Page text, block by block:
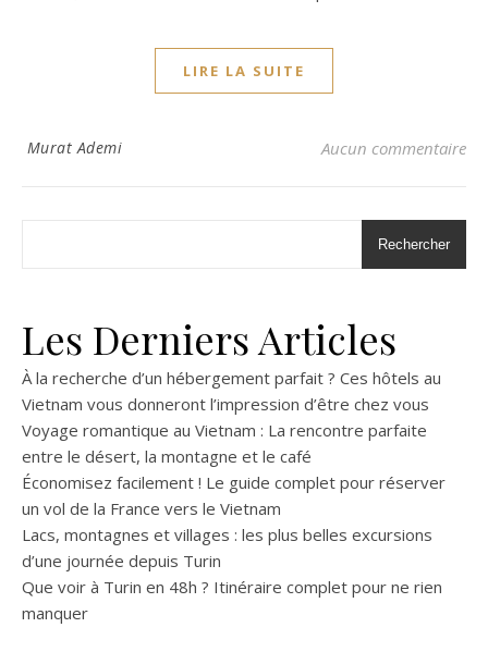
LIRE LA SUITE
Murat Ademi Aucun commentaire
Rechercher
Les Derniers Articles
À la recherche d’un hébergement parfait ? Ces hôtels au
Vietnam vous donneront l’impression d’être chez vous
Voyage romantique au Vietnam : La rencontre parfaite
entre le désert, la montagne et le café
Économisez facilement ! Le guide complet pour réserver
un vol de la France vers le Vietnam
Lacs, montagnes et villages : les plus belles excursions
d’une journée depuis Turin
Que voir à Turin en 48h ? Itinéraire complet pour ne rien
manquer